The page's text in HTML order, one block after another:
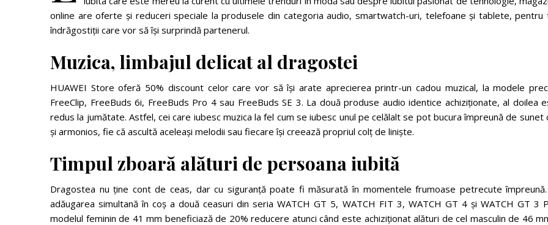
online are oferte și reduceri speciale la produsele din categoria audio, smartwatch-uri, telefoane și tablete, pentru
îndrăgostiții care vor să își surprindă partenerul.
Muzica, limbajul delicat al dragostei
HUAWEI Store oferă 50% discount celor care vor să își arate aprecierea printr-un cadou muzical, la modele
FreeClip, FreeBuds 6i, FreeBuds Pro 4 sau FreeBuds SE 3. La două produse audio identice achiziționate, al doilea
redus la jumătate. Astfel, cei care iubesc muzica la fel cum se iubesc unul pe celălalt se pot bucura împreună de sunet
și armonios, fie că ascultă aceleași melodii sau fiecare își creează propriul colț de liniște.
Timpul zboară alături de persoana iubită
Dragostea nu ține cont de ceas, dar cu siguranță poate fi măsurată în momentele frumoase petrecute
adăugarea simultană în coș a două ceasuri din seria WATCH GT 5, WATCH FIT 3, WATCH GT 4 și WATCH GT 3
modelul feminin de 41 mm beneficiază de 20% reducere atunci când este achiziționat alături de cel masculin de 46